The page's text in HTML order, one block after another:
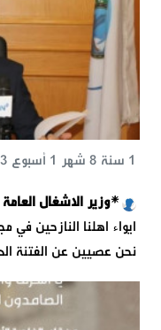
*وزير الاشغال
1 سنة 8 شهر 1 أسبوع 3 يوم 10 س 37 د 21 ث
ايواء اهلنا النازحين في
نحن عصيين عن الفتنة